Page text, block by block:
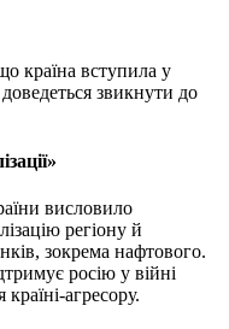
країна вступила у
звикнути до
висловило
регіону й
зокрема нафтового.
росію у війні
агресору.